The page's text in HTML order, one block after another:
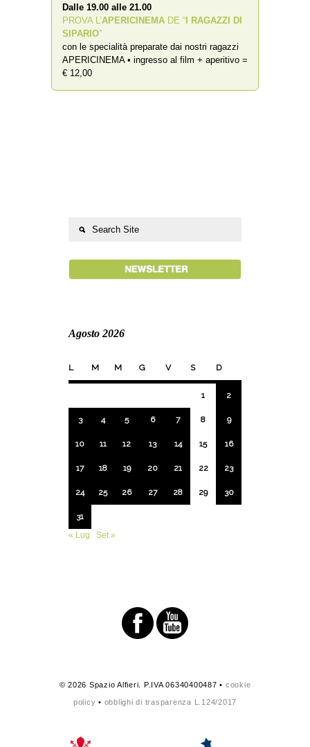
Dalle 19.00 alle 21.00
PROVA L’APERICINEMA DE “ I RAGAZZI DI
SIPARIO”
con le specialità preparate dai nostri ragazzi
APERICINEMA • ingresso al film + aperitivo =
€ 12,00
Agosto 2026
L M M G V S D
1 2
3 4 5 6 7 8 9
10 11 12 13 14 15 16
17 18 19 20 21 22 23
24 25 26 27 28 29 30
31
« Lug
Set »
© 2026 Spazio Alfieri. P.IVA 06340400487 • cookie
policy • obblighi di trasparenza L.124/2017